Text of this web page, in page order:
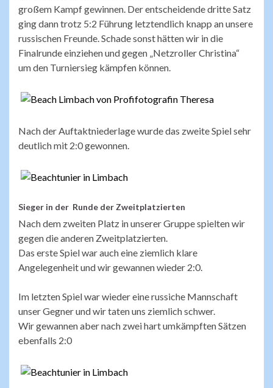
großem Kampf gewinnen. Der entscheidende dritte Satz
ging dann trotz 5:2 Führung letztendlich knapp an unsere
russischen Freunde. Schade sonst hätten wir in die
Finalrunde einziehen und gegen „Netzroller Christina“
um den Turniersieg kämpfen können.
Nach der Auftaktniederlage wurde das zweite Spiel sehr
deutlich mit 2:0 gewonnen.
Sieger in der Runde der Zweitplatzierten
Nach dem zweiten Platz in unserer Gruppe spielten wir
gegen die anderen Zweitplatzierten.
Das erste Spiel war auch eine ziemlich klare
Angelegenheit und wir gewannen wieder 2:0.
Im letzten Spiel war wieder eine russiche Mannschaft
unser Gegner und wir taten uns ziemlich schwer.
Wir gewannen aber nach zwei hart umkämpften Sätzen
ebenfalls 2:0